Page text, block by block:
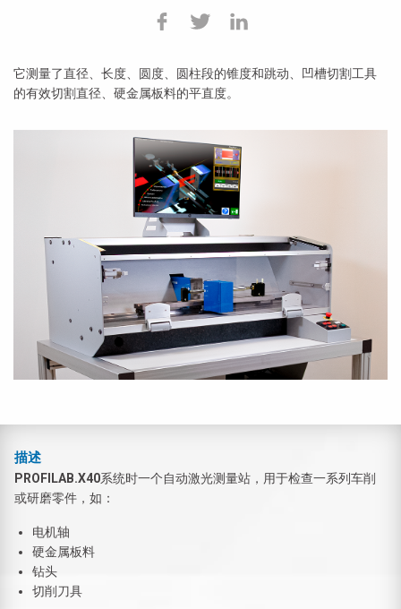
它测量了直径、长度、圆度、圆柱段的锥度和跳动、凹槽切割工具
的有效切割直径、硬金属板料的平直度。
描述
PROFILAB.X40系统时一个自动激光测量站，用于检查一系列车削
或研磨零件，如：
电机轴
硬金属板料
钻头
切削刀具
中文 (Chinese)
한국어 (Korean)